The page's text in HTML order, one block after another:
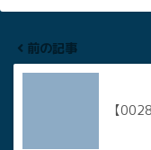
前の記事
【